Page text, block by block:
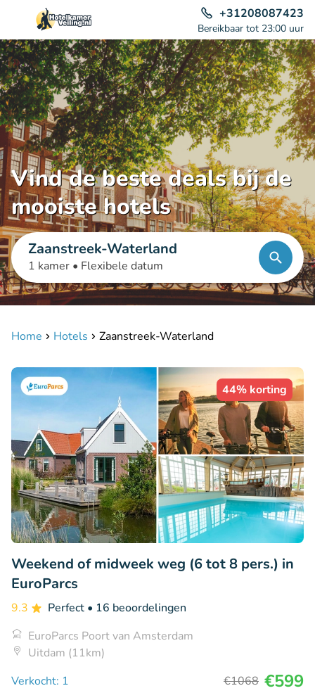
+31208087423
Bereikbaar tot 23:00 uur
Vind de beste deals bij de
mooiste hotels
Zaanstreek-Waterland
1 kamer • Flexibele datum
Home Hotels Zaanstreek-Waterland
44% korting
Weekend of midweek weg (6 tot 8 pers.) in
EuroParcs
9.3 Perfect • 16 beoordelingen
EuroParcs Poort van Amsterdam
Uitdam (11km)
Verkocht: 1
€1068 €599